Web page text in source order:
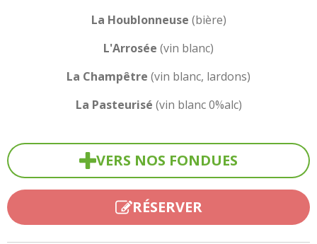
La Houblonneuse (bière)
L'Arrosée (vin blanc)
La Champêtre (vin blanc, lardons)
La Pasteurisé (vin blanc 0%alc)
VERS NOS FONDUES
RÉSERVER